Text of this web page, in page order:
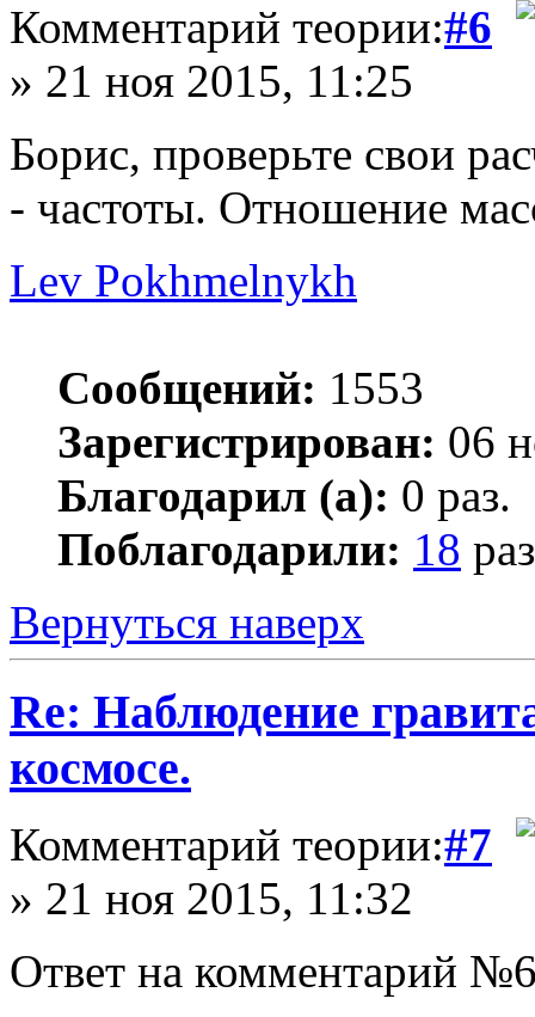
Комментарий теории:#6
» 21 ноя 2015, 11:25
Борис, проверьте свои
- частоты. Отношение
Lev Pokhmelnykh
Сообщений: 1553
Зарегистрирован: 06
Благодарил (а): 0 раз.
Поблагодарили: 18
Вернуться наверх
Re: Наблюдение
космосе.
Комментарий теории:#7
» 21 ноя 2015, 11:32
Ответ на комментарий